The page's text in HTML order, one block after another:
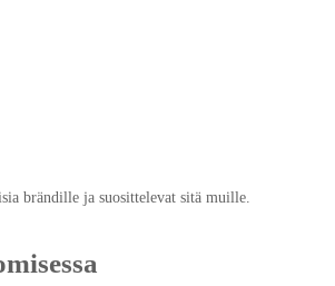
brändille ja suosittelevat sitä muille.